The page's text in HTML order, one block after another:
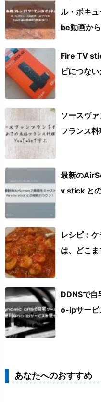
ル・ボキ
be動画か
Fire TV
ビにつな
ソースヴ
フランス
最新の
v stick と
レシピ：
は、どこま
DDNSで自
o-ipサービ
あなたへのおすすめ